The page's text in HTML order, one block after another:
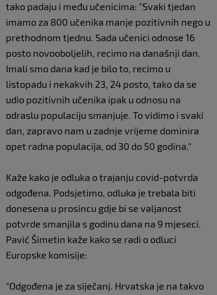
tako padaju i među učenicima: "Svaki tjedan
imamo za 800 učenika manje pozitivnih nego u
prethodnom tjednu. Sada učenici odnose 16
posto novooboljelih, recimo na današnji dan.
Imali smo dana kad je bilo to, recimo u
listopadu i nekakvih 23, 24 posto, tako da se
udio pozitivnih učenika ipak u odnosu na
odraslu populaciju smanjuje. To vidimo i svaki
dan, zapravo nam u zadnje vrijeme dominira
opet radna populacija, od 30 do 50 godina."
Kaže kako je odluka o trajanju covid-potvrda
odgođena. Podsjetimo, odluka je trebala biti
donesena u prosincu gdje bi se valjanost
potvrde smanjila s godinu dana na 9 mjeseci.
Pavić Šimetin kaže kako se radi o odluci
Europske komisije:
"Odgođena je za siječanj. Hrvatska je na takvo